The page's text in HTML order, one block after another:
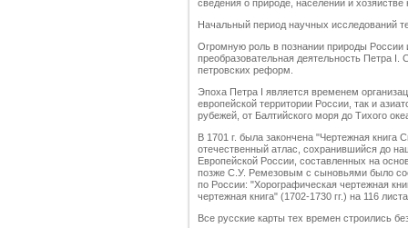
сведения о природе, населении и
Начальный период научных исследований
Огромную роль в познании природы России
преобразовательная деятельность Петра
петровских реформ.
Эпоха Петра I является временем
европейской территории России, так и
рубежей, от Балтийского моря до Тихого
В 1701 г. была закончена "Чертежная
отечественный атлас, сохранившийся до
Европейской России, составленных на
позже С.У. Ремезовым с сыновьями было
по России: "Хорографическая чертежная
чертежная книга" (1702-1730 гг.) на 116
Все русские карты тех времен строились